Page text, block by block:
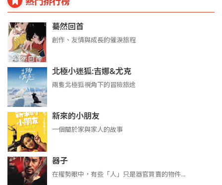
驀然回首
創作、友情與成長的催淚旅程
北極小迷狐:吉娜&尤克
兩隻北極狐視角下的冒險旅途
新來的小朋友
一個關於家與家人的故事
器子
在權勢眼中，有些「人」只是器官買賣的物件...